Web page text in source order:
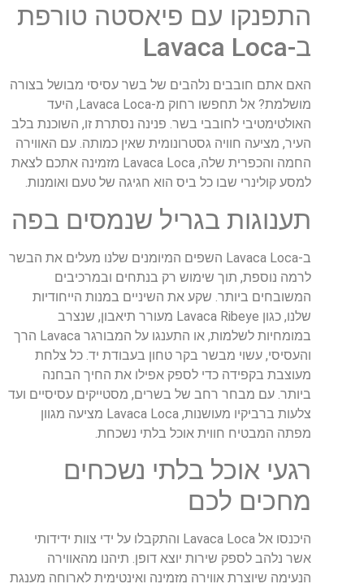
התפנקו עם פיאסטה טורפת
ב-Lavaca Loca
האם אתם חובבים נלהבים של בשר עסיסי מבושל בצורה
מושלמת? אל תחפשו רחוק מ-Lavaca Loca, היעד
האולטימטיבי לחובבי בשר. פנינה נסתרת זו, השוכנת בלב
העיר, מציעה חוויה גסטרונומית שאין כמותה. עם האווירה
החמה והכפרית שלה, Lavaca Loca מזמינה אתכם לצאת
למסע קולינרי שבו כל ביס הוא חגיגה של טעם ואומנות.
תענוגות בגריל שנמסים בפה
ב-Lavaca Loca השפים המיומנים שלנו מעלים את הבשר
לרמה נוספת, תוך שימוש רק בנתחים ובמרכיבים
המשובחים ביותר. שקע את השיניים במנות הייחודיות
שלנו, כגון Lavaca Ribeye מעורר תיאבון, שנצרב
במומחיות לשלמות, או התענגו על המבורגר Lavaca הרך
והעסיסי, עשוי מבשר בקר טחון בעבודת יד. כל צלחת
מעוצבת בקפידה כדי לספק אפילו את החיך הבחנה
ביותר. עם מבחר רחב של בשרים, מסטייקים עסיסיים ועד
צלעות ברביקיו מעושנות, Lavaca Loca מציעה מגוון
מפתה המבטיח חווית אוכל בלתי נשכחת.
רגעי אוכל בלתי נשכחים
מחכים לכם
היכנסו אל Lavaca Loca והתקבלו על ידי צוות ידידותי
אשר נלהב לספק שירות יוצא דופן. תיהנו מהאווירה
הנעימה שיוצרת אווירה מזמינה ואינטימית לארוחה מענגת